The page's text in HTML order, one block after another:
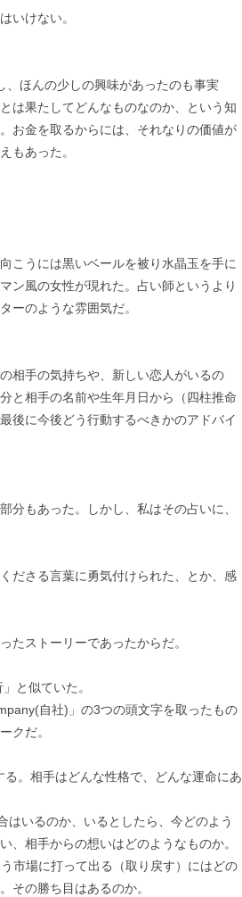
いけない。
ほんの少しの興味があったのも事実
は果たしてどんなものなのか、という知
お金を取るからには、それなりの価値が
もあった。
こうには黒いベールを被り水晶玉を手に
ン風の女性が現れた。占い師というより
ーのような雰囲気だ。
相手の気持ちや、新しい恋人がいるの
と相手の名前や生年月日から（四柱推命
後に今後どう行動するべきかのアドバイ
分もあった。しかし、私はその占いに、
ださる言葉に勇気付けられた、とか、感
たストーリーであったからだ。
と似ていた。
自社)」の3つの頭文字を取ったもの
クだ。
。相手はどんな性格で、どんな運命にあ
いるのか、いるとしたら、今どのよう
、相手からの想いはどのようなものか。
市場に打って出る（取り戻す）にはどの
その勝ち目はあるのか。